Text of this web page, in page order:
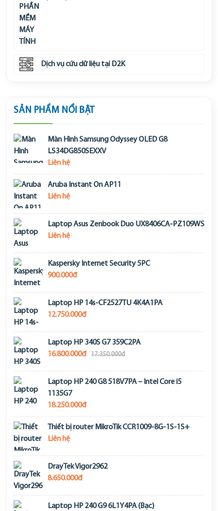
Dịch vụ cứu dữ liệu tại D2K
SẢN PHẨM NỔI BẬT
Màn Hình Samsung Odyssey OLED G8
LS34DG850SEXXV
Liên hệ
Aruba Instant On AP11
Liên hệ
Laptop Asus Zenbook Duo UX8406CA-PZ109WS
Liên hệ
Kaspersky Internet Security 5PC
900.000đ
Laptop HP 14s-CF2527TU 4K4A1PA
12.750.000đ
Laptop HP 340S G7 359C2PA
16.800.000đ
17.350.000đ
Laptop HP 240 G8 518V7PA – Intel Core i5
1135G7
18.250.000đ
Thiết bị router MikroTik CCR1009-8G-1S-1S+
Liên hệ
DrayTek Vigor2962
8.650.000đ
Laptop HP 240 G9 6L1Y4PA (Bạc)